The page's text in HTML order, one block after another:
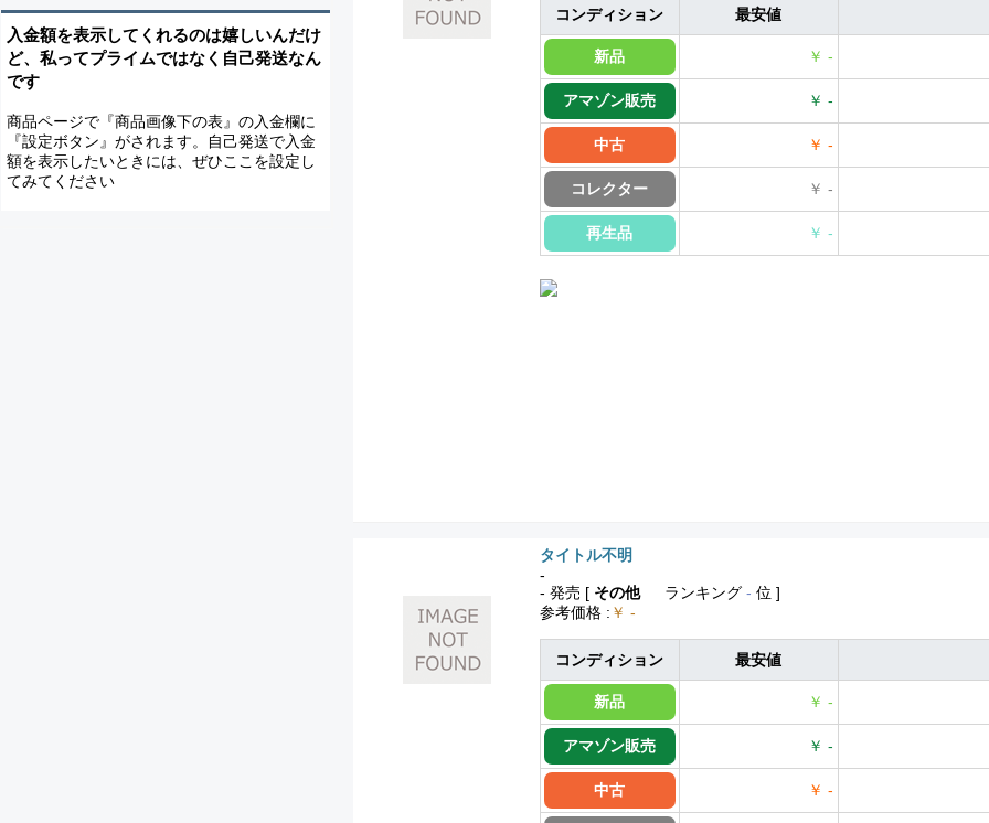
コンディション 最安値
新品 ￥ -
アマゾン販売 ￥ -
中古 ￥ -
コレクター ￥ -
再生品 ￥ -
タイトル不明
-
- 発売 [ その他 ランキング - 位 ]
参考価格 : ￥ -
コンディション 最安値
新品 ￥ -
アマゾン販売 ￥ -
中古 ￥ -
入金額を表示してくれるのは嬉しいんだけ
ど、私ってプライムではなく自己発送なん
です
商品ページで『商品画像下の表』の入金欄に
『設定ボタン』がされます。自己発送で入金
額を表示したいときには、ぜひここを設定し
てみてください